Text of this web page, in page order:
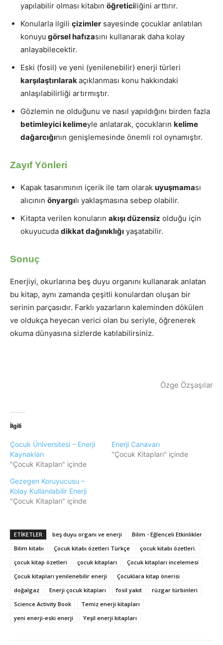
yapılabilir olması kitabın öğreticiliğini arttırır.
Konularla ilgili çizimler sayesinde çocuklar anlatılan
konuyu görsel hafızasını kullanarak daha kolay
anlayabilecektir.
Eski (fosil) ve yeni (yenilenebilir) enerji türleri
karşılaştırılarak açıklanması konu hakkındaki
anlaşılabilirliği artırmıştır.
Gözlemin ne olduğunu ve nasıl yapıldığını birden fazla
betimleyici kelimeyle anlatarak, çocukların kelime
dağarcığının genişlemesinde önemli rol oynamıştır.
Zayıf Yönleri
Kapak tasarımının içerik ile tam olarak uyuşmaması
alıcının önyargılı yaklaşmasına sebep olabilir.
Kitapta verilen konuların akışı düzensiz olduğu için
okuyucuda dikkat dağınıklığı yaşatabilir.
Sonuç
Enerjiyi, okurlarına beş duyu organını kullanarak anlatan
bu kitap, aynı zamanda çeşitli konulardan oluşan bir
serinin parçasıdır. Farklı yazarların kaleminden dökülen
ve oldukça heyecan verici olan bu seriyle, öğrenerek
okuma dünyasına sizlerde katılabilirsiniz.
Özge Özşaşılar
İlgili
Çocuk Üniversitesi – Enerji
Kaynakları
"Çocuk Kitapları" içinde
Enerji Canavarı
"Çocuk Kitapları" içinde
Gezegen Koruyucusu –
Kolay Kullanılabilir Enerji
"Çocuk Kitapları" içinde
ETIKETLER beş duyu organı ve enerji
Bilim - Eğlenceli Etkinlikler
Bilim kitabı
Çocuk kitabı özetleri Türkçe
çocuk kitabı özetleri.
çocuk kitap özetleri
çocuk kitapları
Çocuk kitapları incelemesi
Çocuk kitapları yenilenebilir enerji
Çocuklara kitap önerisi
doğalgaz
Enerji çocuk kitapları fosil yakıt
rüzgar türbinleri
Science Activity Book
Temiz enerji kitapları
yeni enerji-eski enerji
Yeşil enerji kitapları